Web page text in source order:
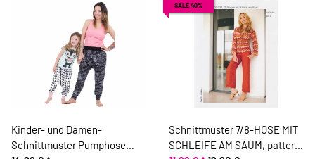
Kinder- und Damen-
Schnittmuster Pumphose
SALE 40%
Schnittmuster 7/8-HOSE MIT
SCHLEIFE AM SAUM, pattern